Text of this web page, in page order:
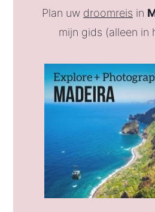
Plan uw droomreis in
mijn gids (alleen in